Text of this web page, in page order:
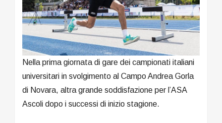
Nella prima giornata di gare dei campionati italiani
universitari in svolgimento al Campo Andrea Gorla
di Novara, altra grande soddisfazione per l’ASA
Ascoli dopo i successi di inizio stagione.